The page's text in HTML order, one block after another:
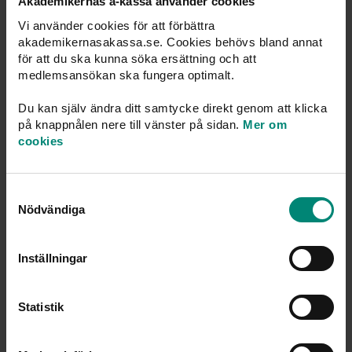
Vi använder cookies för att förbättra
akademikernasakassa.se. Cookies behövs bland annat
för att du ska kunna söka ersättning och att
medlemsansökan ska fungera optimalt.
Du kan själv ändra ditt samtycke direkt genom att klicka
på knappnålen nere till vänster på sidan. Mer om
cookies
Nödvändiga
Inställningar
Statistik
Ersättningen i den nya perioden kan beräknas på 2 sätt.
Vi väljer det alternativ som blir bäst för den arbetslösa.
Ersättningsnivån beräknas enligt antingen 1 eller 2.
95 procent av den senast fastställda
ersättningsnivån. Om man har haft ersättning enligt
gamla dagpenningen om till en genomsnittlig
80 procent av den ersättningsgrundande inkomsten.
Ersättningsnivå
Ersättningsperiodens längd
Hur lång ersättningsperiod man får beror på hur många